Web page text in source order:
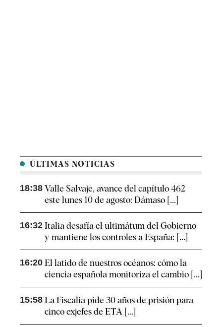
ÚLTIMAS NOTICIAS
18:38 Valle Salvaje, avance del capítulo 462
este lunes 10 de agosto: Dámaso [...]
16:32 Italia desafía el ultimátum del Gobierno
y mantiene los controles a España: [...]
16:20 El latido de nuestros océanos: cómo la
ciencia española monitoriza el cambio [...]
15:58 La Fiscalía pide 30 años de prisión para
cinco exjefes de ETA [...]